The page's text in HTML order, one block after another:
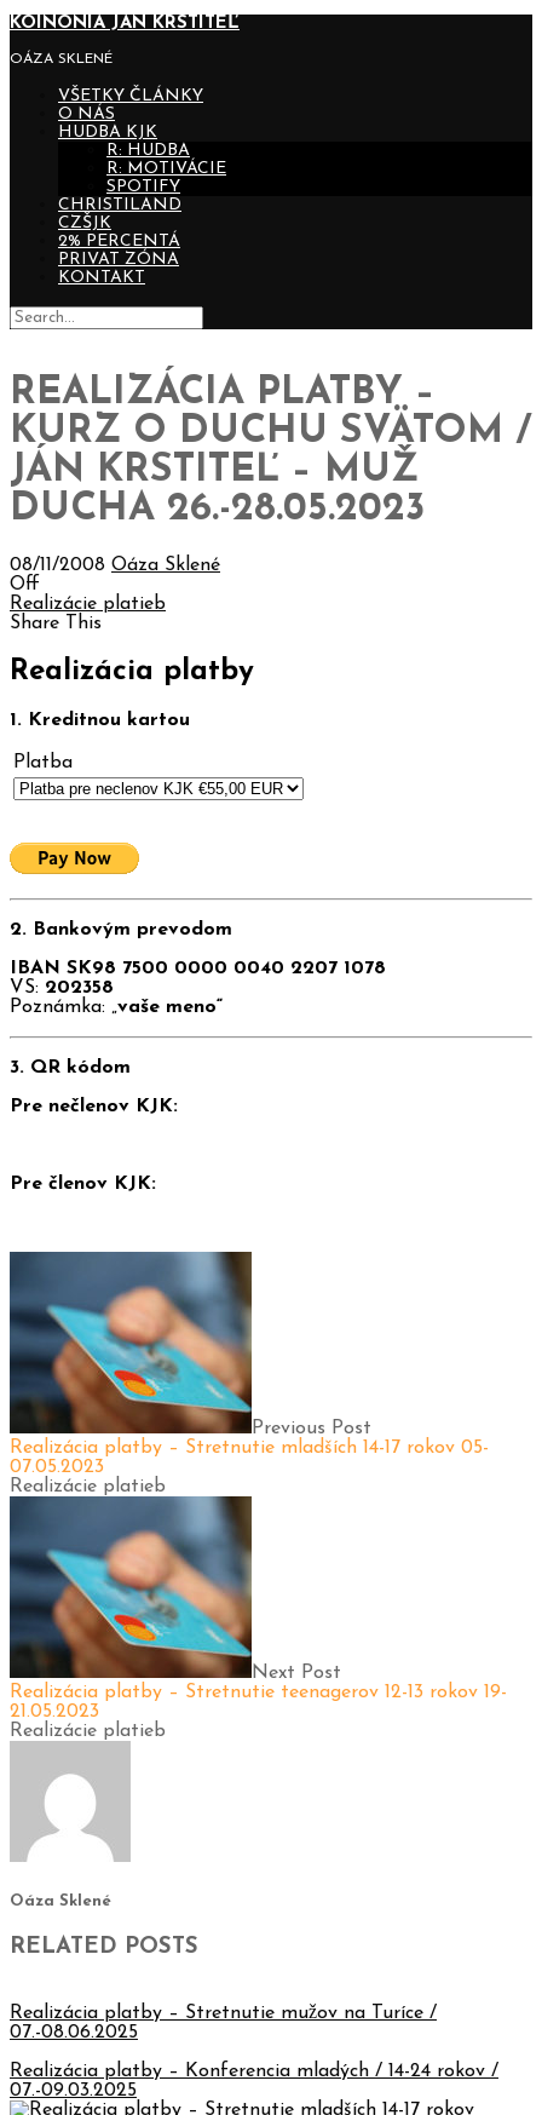
KOINONIA JÁN KRSTITEĽ
OÁZA SKLENÉ
VŠETKY ČLÁNKY
O NÁS
HUDBA KJK
R: HUDBA
R: MOTIVÁCIE
SPOTIFY
CHRISTILAND
CZŠJK
2% PERCENTÁ
PRIVAT ZÓNA
KONTAKT
REALIZÁCIA PLATBY –
KURZ O DUCHU SVÄTOM /
JÁN KRSTITEĽ – MUŽ
DUCHA 26.-28.05.2023
08/11/2008 Oáza Sklené
Off
Realizácie platieb
Share This
Realizácia platby
1. Kreditnou kartou
Platba
2. Bankovým prevodom
IBAN SK98 7500 0000 0040 2207 1078
VS: 202358
Poznámka: „vaše meno“
3. QR kódom
Pre nečlenov KJK:
Pre členov KJK:
Previous Post
Realizácia platby – Stretnutie mladších 14-17 rokov 05-
07.05.2023
Realizácie platieb
Next Post
Realizácia platby – Stretnutie teenagerov 12-13 rokov 19-
21.05.2023
Realizácie platieb
Oáza Sklené
RELATED POSTS
Realizácia platby – Stretnutie mužov na Turíce /
07.-08.06.2025
Realizácia platby – Konferencia mladých / 14-24 rokov /
07.-09.03.2025